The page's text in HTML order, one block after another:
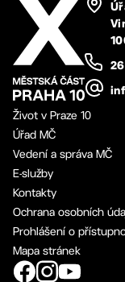
Život v Praze 10
Úřad MČ
Vedení a správa MČ
E-služby
Kontakty
Ochrana osobních
Prohlášení o
Mapa stránek